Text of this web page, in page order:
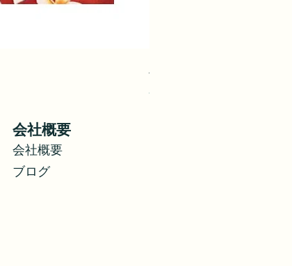
ハイビスカスとオーキッド
価格
$28.00
会社概要
会社概要
ブログ